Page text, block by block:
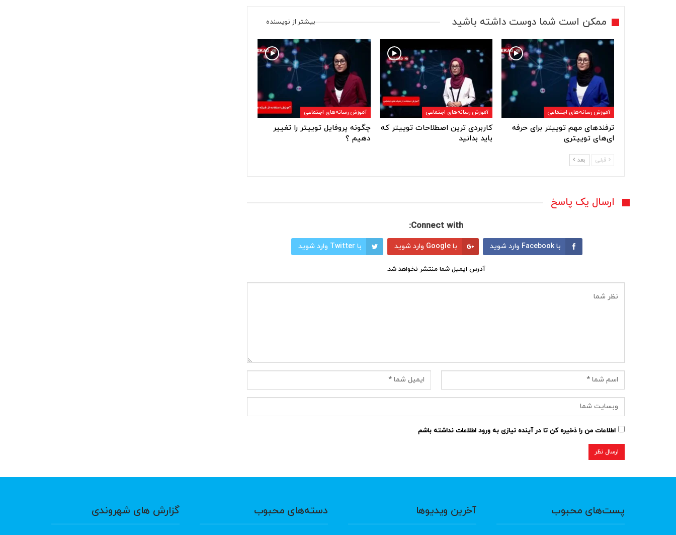
ممکن است شما دوست داشته باشید بیشتر از نویسنده
آموزش رسانه‌های اجتماعی
ترفندهای مهم توییتر برای حرفه
ای‌های توییتری
آموزش رسانه‌های اجتماعی
کاربردی ترین اصطلاحات توییتر که
باید بدانید
آموزش رسانه‌های اجتماعی
چگونه پروفایل توییتر را تغییر
دهیم ؟
قبلی بعد
ارسال یک پاسخ
Connect with:
با Facebook وارد شوید با Google وارد شوید با Twitter وارد شوید
آدرس ایمیل شما منتشر نخواهد شد.
اطلاعات من را ذخیره کن تا در آینده نیازی به ورود اطلاعات نداشته باشم
پست‌های محبوب آخرین ویدیوها دسته‌های محبوب گزارش های شهروندی